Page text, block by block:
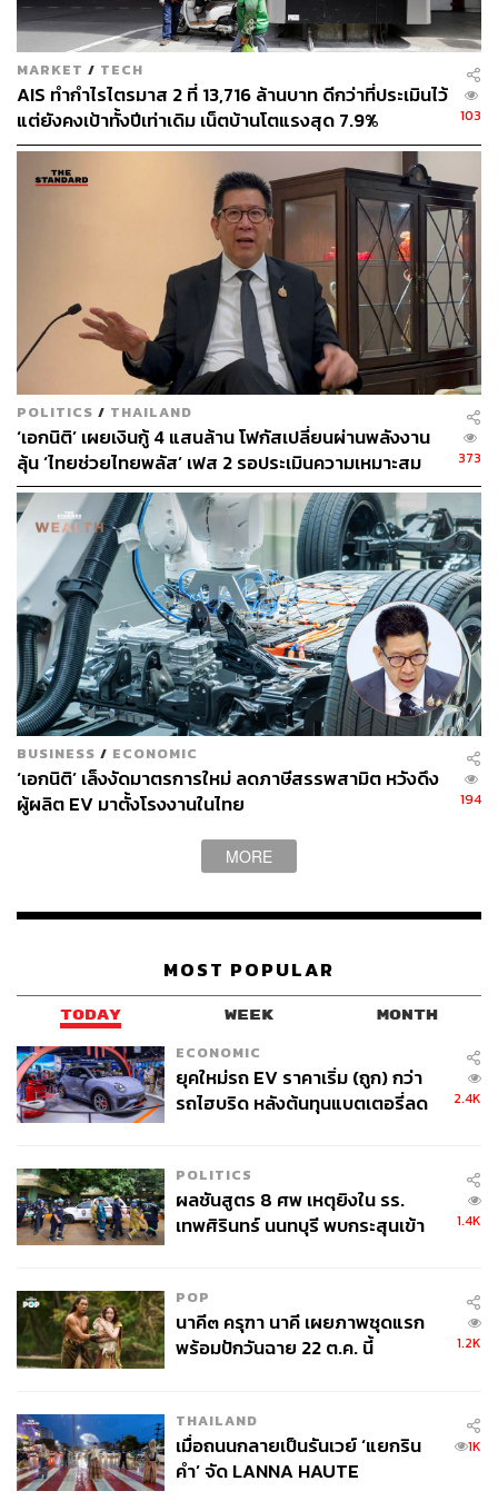
สำหรับผู้มีสิทธิเข้าร่วมโครงการ กำหนดอายุตั้งแต่ 18 ปีขึ้น
ไป ส่วนร้านค้าที่เข้าร่วมจะตัดภาคบริการบางประเภทออก
เช่น ร้านทำเล็บ ร้านทำผม และร้านนวดสปา เพื่อให้เม็ดเงิน
ถูกใช้กับสินค้าอุปโภคบริโภคอย่างแท้จริง โดยกำหนดวงเงิน
ใช้จ่ายไม่เกินวันละ 200 บาท
ทั้งนี้ จะเปิดลงทะเบียนประชาชนระหว่างวันที่ 25-29
พฤษภาคม 2569 เวลา 06.00-22.00 น. ส่วนร้านค้าเดิมที่เคย
ร่วมโครงการให้ยืนยันสิทธิ ขณะที่ร้านค้าใหม่สามารถสมัคร
เข้าร่วมได้ระหว่างวันที่ 25-30 พฤษภาคม ผ่านธนาคารกรุง
ไทยทุกสาขา
ลวรณ ยังระบุว่า ระบบ Food Delivery จะเข้าร่วมในอีก
ประมาณ 2 สัปดาห์ เนื่องจากต้องเชื่อมต่อแพลตฟอร์มผู้ให้
บริการรายใหญ่ 4 ราย โดยรัฐบาลยืนยันว่า ‘ไทยช่วยไทย
พลัส’ จะเป็นมาตรการบรรเทาค่าครองชีพ ดูแลเศรษฐกิจ
ฐานราก และช่วยให้ประชาชนผ่านวิกฤตไปด้วยกัน
TAGS: กระทรวงการคลัง
ธนาคารกรุงไทย
บัตรสวัสดิการแห่งรัฐ
คณะรัฐมนตรี
เอกนิติ นิติทัณฑ์ประภาศ
ลวรณ แสงสนิท
ไทยช่วยไทย พลัส
244
ABOUT THE AUTHOR
THE STANDARD TEAM
ABOUT THE PHOTOGRAPHER
ฐานิส สุดโต
บรรณาธิการภาพ ประจำสำนักข่าว THE
STANDARD
MARKET / TECH
AIS ทำกำไรไตรมาส 2 ที่ 13,716 ล้านบาท ดีกว่าที่ประเมินไว้
แต่ยังคงเป้าทั้งปีเท่าเดิม เน็ตบ้านโตแรงสุด 7.9%
103
POLITICS / THAILAND
‘เอกนิติ’ เผยเงินกู้ 4 แสนล้าน โฟกัสเปลี่ยนผ่านพลังงาน
ลุ้น ‘ไทยช่วยไทยพลัส’ เฟส 2 รอประเมินความเหมาะสม
373
BUSINESS / ECONOMIC
‘เอกนิติ’ เล็งงัดมาตรการใหม่ ลดภาษีสรรพสามิต หวังดึง
ผู้ผลิต EV มาตั้งโรงงานในไทย
194
MORE
MOST POPULAR
TODAY WEEK MONTH
ECONOMIC
ยุคใหม่รถ EV ราคาเริ่ม (ถูก) กว่า
รถไฮบริด หลังต้นทุนแบตเตอรี่ลด
2.4K
POLITICS
ผลชันสูตร 8 ศพ เหตุยิงใน รร.
เทพศิรินทร์ นนทบุรี พบกระสุนเข้า
1.4K
POP
นาคี๓ ครุฑา นาคี เผยภาพชุดแรก
พร้อมปักวันฉาย 22 ต.ค. นี้
1.2K
THAILAND
เมื่อถนนกลายเป็นรันเวย์ ‘แยกริน
คำ’ จัด LANNA HAUTE
1K